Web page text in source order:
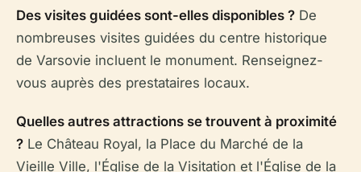
Des visites guidées sont-elles disponibles ? De
nombreuses visites guidées du centre historique
de Varsovie incluent le monument. Renseignez-
vous auprès des prestataires locaux.
Quelles autres attractions se trouvent à proximité
? Le Château Royal, la Place du Marché de la
Vieille Ville, l'Église de la Visitation et l'Église de la